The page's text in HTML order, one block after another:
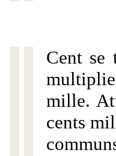
Cent se
mille.
cents